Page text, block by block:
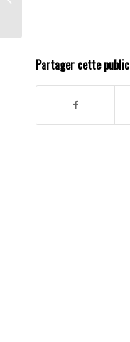
Partager cette